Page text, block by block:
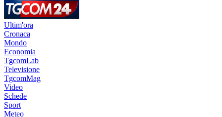
Ultim'ora
Cronaca
Mondo
Economia
TgcomLab
Televisione
TgcomMag
Video
Schede
Sport
Meteo